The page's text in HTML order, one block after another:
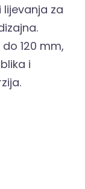
za
120 mm,
i